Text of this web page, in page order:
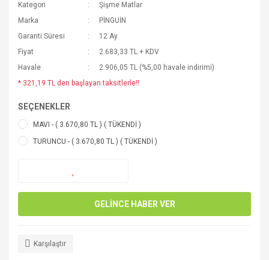
Kategori
Şişme Matlar
Marka
PİNGUİN
Garanti Süresi
12 Ay
Fiyat
2.683,33 TL + KDV
Havale
2.906,05 TL (%5,00 havale indirimi)
* 321,19 TL den başlayan taksitlerle!!
SEÇENEKLER
MAVI - ( 3.670,80 TL ) ( TÜKENDİ )
TURUNCU - ( 3.670,80 TL ) ( TÜKENDİ )
GELİNCE HABER VER
Karşılaştır